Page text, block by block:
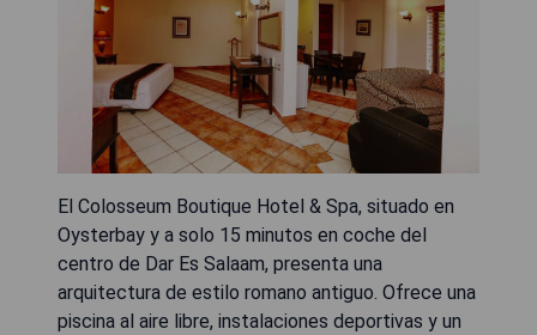
El Colosseum Boutique Hotel & Spa, situado en
Oysterbay y a solo 15 minutos en coche del
centro de Dar Es Salaam, presenta una
arquitectura de estilo romano antiguo. Ofrece una
piscina al aire libre, instalaciones deportivas y un